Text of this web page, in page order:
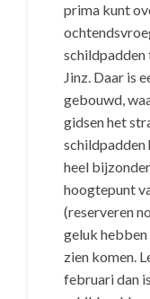
prima kunt
schildpadden
Jinz. Daar is
gebouwd,
gidsen het
schildpadden
heel
hoogtepunt
(reserveren
geluk hebben
zien komen.
februari dan